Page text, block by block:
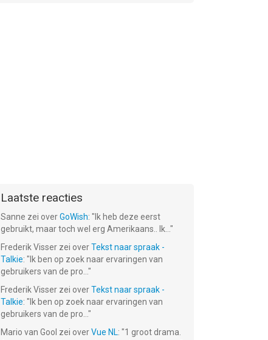
Laatste reacties
Sanne zei overGoWish: " Ik heb deze eerst
gebruikt, maar toch wel erg Amerikaans.. Ik... "
Frederik Visser zei overTekst naar spraak -
Talkie: " Ik ben op zoek naar ervaringen van
gebruikers van de pro... "
Frederik Visser zei overTekst naar spraak -
Talkie: " Ik ben op zoek naar ervaringen van
gebruikers van de pro... "
Mario van Gool zei overVue NL: "1 groot drama.